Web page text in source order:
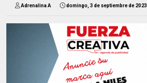
Adrenalina A domingo, 3 de septiembre de 2023